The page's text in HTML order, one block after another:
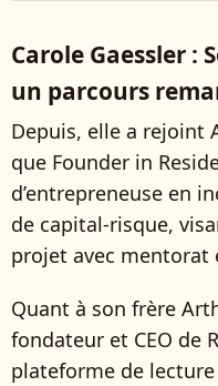
Carole Gaessler :
un parcours
Depuis, elle a rejoint
que Founder in
d’entrepreneuse en
de capital-risque,
projet avec mentorat
Quant à son frère
fondateur et CEO de
plateforme de